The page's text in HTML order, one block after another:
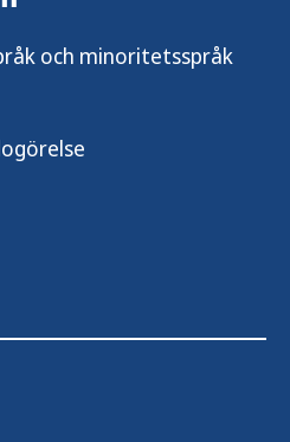
och minoritetsspråk